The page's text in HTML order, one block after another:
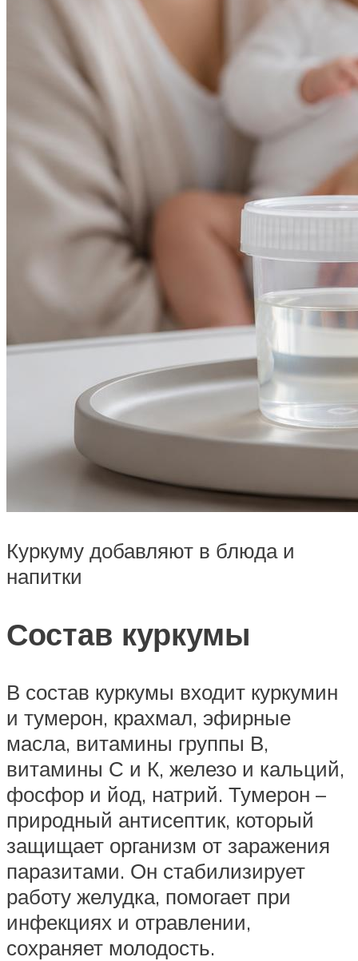
Куркуму добавляют в блюда и
напитки
Состав куркумы
В состав куркумы входит куркумин
и тумерон, крахмал, эфирные
масла, витамины группы В,
витамины С и К, железо и кальций,
фосфор и йод, натрий. Тумерон –
природный антисептик, который
защищает организм от заражения
паразитами. Он стабилизирует
работу желудка, помогает при
инфекциях и отравлении,
сохраняет молодость.